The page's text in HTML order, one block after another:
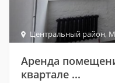
Центральный район,
Аренда
квартале ...